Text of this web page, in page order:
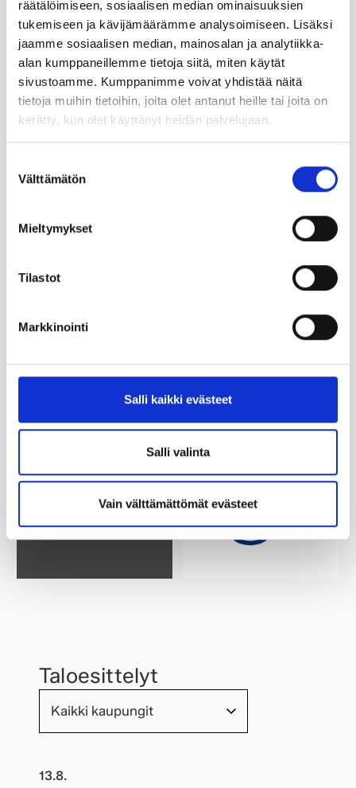
räätälöimiseen, sosiaalisen median ominaisuuksien
tukemiseen ja kävijämäärämme analysoimiseen. Lisäksi
jaamme sosiaalisen median, mainosalan ja analytiikka-
alan kumppaneillemme tietoja siitä, miten käytät
sivustoamme. Kumppanimme voivat yhdistää näitä
tietoja muihin tietoihin, joita olet antanut heille tai joita on
kerätty, kun olet käyttänyt heidän palvelujaan.
valinta
Välttämätön
Mieltymykset
Tilastot
Markkinointi
Salli kaikki evästeet
Salli valinta
Vain välttämättömät evästeet
Jari Järvinen
+358 50 570 5366
Taloesittelyt
13.8.